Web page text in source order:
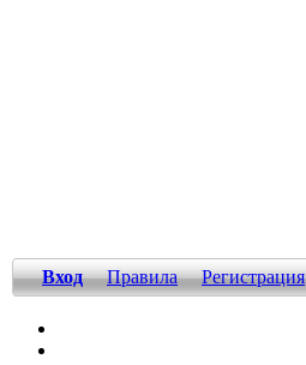
Вход Правила Регистрация